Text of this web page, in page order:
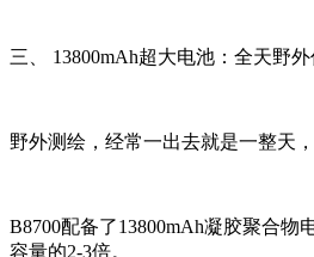
三、 13800mAh超大电池：全天野
野外测绘，经常一出去就是一整天
B8700配备了13800mAh凝胶聚合物
容量的2-3倍。